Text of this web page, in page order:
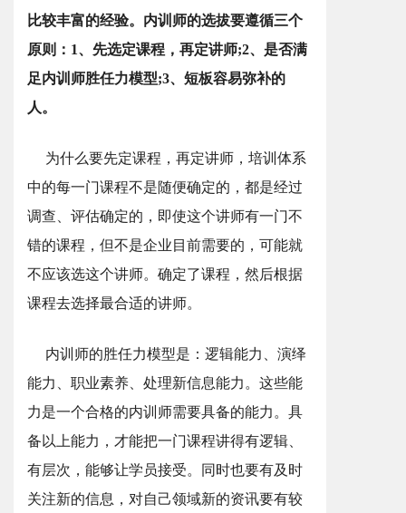
比较丰富的经验。内训师的选拔要遵循三个
原则：1、先选定课程，再定讲师;2、是否满
足内训师胜任力模型;3、短板容易弥补的
人。
为什么要先定课程，再定讲师，培训体系
中的每一门课程不是随便确定的，都是经过
调查、评估确定的，即使这个讲师有一门不
错的课程，但不是企业目前需要的，可能就
不应该选这个讲师。确定了课程，然后根据
课程去选择最合适的讲师。
内训师的胜任力模型是：逻辑能力、演绎
能力、职业素养、处理新信息能力。这些能
力是一个合格的内训师需要具备的能力。具
备以上能力，才能把一门课程讲得有逻辑、
有层次，能够让学员接受。同时也要有及时
关注新的信息，对自己领域新的资讯要有较